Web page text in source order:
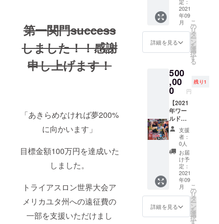
第一関門success
しました！！感謝
申し上げます！
「あきらめなければ夢200%
に向かいます」
目標金額100万円を達成いた
しました。
トライアスロン世界大会ア
メリカユタ州への遠征費の
一部を支援いただけまし
〇講演家
（社員教
養・教育講
演会・学校
体講演な
〇ラジオ
パーソナリ
〇パーソナ
ルトレー
ナー（ス
ポーツ指導
〇夢事業
（体育＋夢
の時間）
〇テツロー
合わせ
た内容
でテツ
ローが
お話を
させて
す。 ・
何名で
もオッ
ケーで
す。
ラン」
競技の
中の バ
イク
（自転
車）に
せてい
ただき
ます。
※写真、
黄色く
四角で
囲って
いる箇
所に掲
載。
あなた
のお名
前を載
せて全
力でテ
ツロー
が前進
しま
す。 ス
フォー
ムネー
ム掲載 /
背中】
【必
必ず備
考欄に
記入く
ださ
い。
あなた
のお名
前・企
業様名
をユニ
フォー
ムに
ネーム
掲載さ
せてい
ただき
ます。
※写真、
黄色く
定：
2021
年09
月
詳細を見る
こ
の
リ
タ
ー
ン
を
選
択
す
る
500
,00
0 円
残り1
【2021
年ワー
ルド
チャン
ピオン
シップ
（世界
一決定
戦）ユ
フォー
ムネー
ム掲載
】 【必
須】掲
支援
者：
0人
お届
け予
定：
2021
年09
月
詳細を見る
こ
の
リ
タ
ー
ン
を
選
択
す